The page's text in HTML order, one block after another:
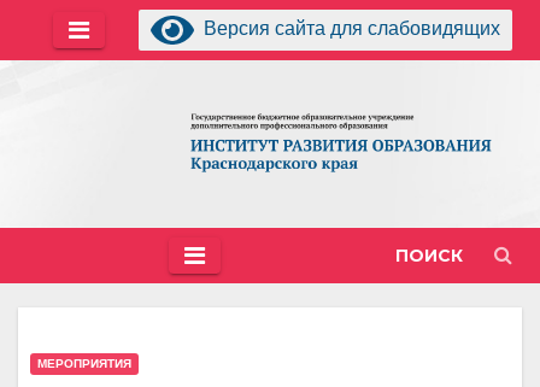
Версия сайта для слабовидящих
ПОИСК
МЕРОПРИЯТИЯ